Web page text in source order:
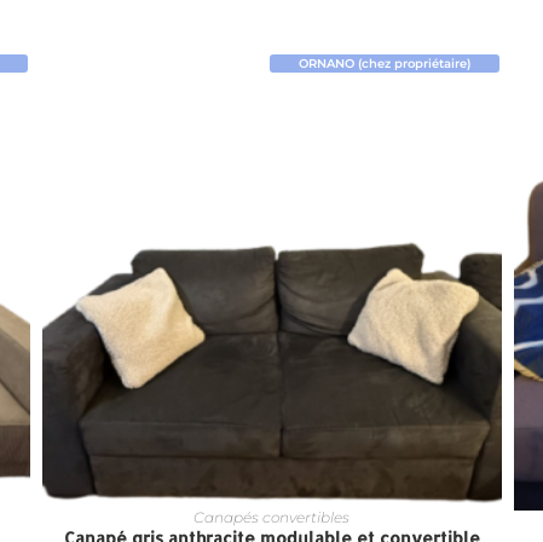
ORNANO (chez propriétaire)
Canapés convertibles